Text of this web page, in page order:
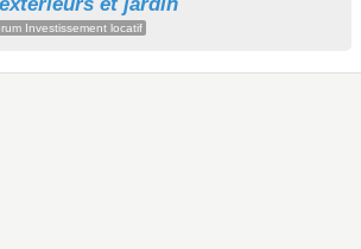
Investissement locatif